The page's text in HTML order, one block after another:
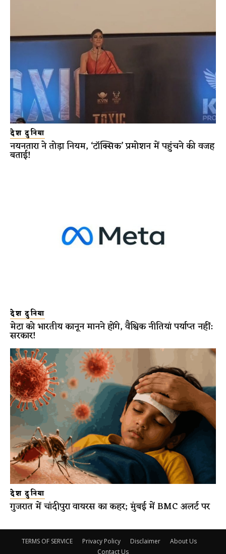
देश दुनिया
नयनतारा ने तोड़ा नियम, ‘टॉक्सिक’ प्रमोशन में पहुंचने की वजह
बताई!
देश दुनिया
मेटा को भारतीय कानून मानने होंगे, वैश्विक नीतियां पर्याप्त नहीं:
सरकार!
देश दुनिया
गुजरात में चांदीपुरा वायरस का कहर; मुंबई में BMC अलर्ट पर
TERMS OF SERVICE Privacy Policy Disclaimer
About Us
Contact Us